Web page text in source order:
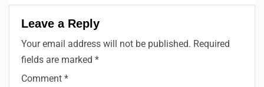
Leave a Reply
Your email address will not be published. Required
fields are marked *
Comment *